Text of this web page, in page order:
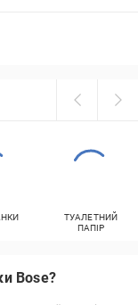
ТУАЛЕТНИЙ
ПАПІР
Bose?